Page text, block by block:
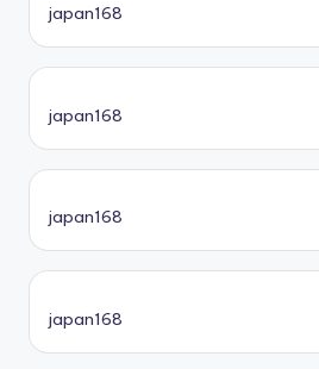
japan168
japan168
japan168
japan168